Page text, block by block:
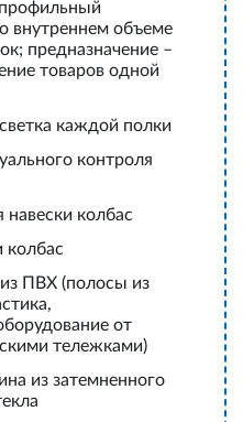
внутреннем объеме
предназначение –
товаров одной
каждой полки
контроля
колбас
колбас
ПВХ (полосы из
от
тележками)
из затемненного